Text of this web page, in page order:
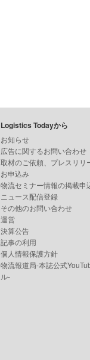
Logistics Todayから
お知らせ
広告に関するお問い合わせ
取材のご依頼、プレスリリ
お申込み
物流セミナー情報の掲載申
ニュース配信登録
その他のお問い合わせ
運営
決算公告
記事の利用
個人情報保護方針
物流報道局-本誌公式
ル-